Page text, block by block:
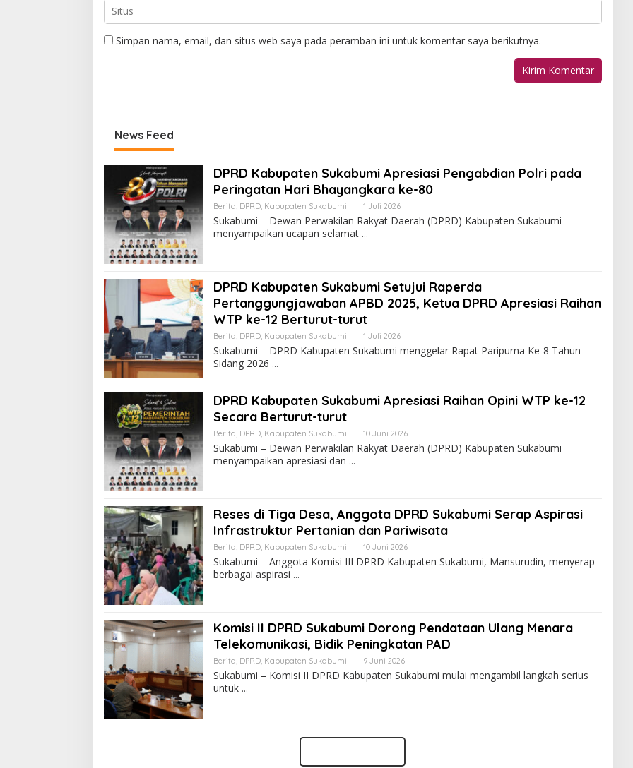
Simpan nama, email, dan situs web saya pada peramban ini untuk komentar saya berikutnya.
News Feed
DPRD Kabupaten Sukabumi Apresiasi Pengabdian Polri pada
Peringatan Hari Bhayangkara ke-80
Berita, DPRD, Kabupaten Sukabumi 1 Juli 2026
Sukabumi – Dewan Perwakilan Rakyat Daerah (DPRD) Kabupaten Sukabumi
menyampaikan ucapan selamat
DPRD Kabupaten Sukabumi Setujui Raperda
Pertanggungjawaban APBD 2025, Ketua DPRD Apresiasi Raihan
WTP ke-12 Berturut-turut
Berita, DPRD, Kabupaten Sukabumi 1 Juli 2026
Sukabumi – DPRD Kabupaten Sukabumi menggelar Rapat Paripurna Ke-8 Tahun
Sidang 2026
DPRD Kabupaten Sukabumi Apresiasi Raihan Opini WTP ke-12
Secara Berturut-turut
Berita, DPRD, Kabupaten Sukabumi 10 Juni 2026
Sukabumi – Dewan Perwakilan Rakyat Daerah (DPRD) Kabupaten Sukabumi
menyampaikan apresiasi dan
Reses di Tiga Desa, Anggota DPRD Sukabumi Serap Aspirasi
Infrastruktur Pertanian dan Pariwisata
Berita, DPRD, Kabupaten Sukabumi 10 Juni 2026
Sukabumi – Anggota Komisi III DPRD Kabupaten Sukabumi, Mansurudin, menyerap
berbagai aspirasi
Komisi II DPRD Sukabumi Dorong Pendataan Ulang Menara
Telekomunikasi, Bidik Peningkatan PAD
Berita, DPRD, Kabupaten Sukabumi 9 Juni 2026
Sukabumi – Komisi II DPRD Kabupaten Sukabumi mulai mengambil langkah serius
untuk